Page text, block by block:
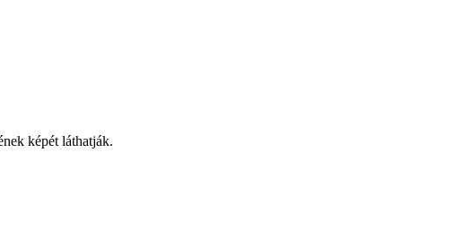
képét láthatják.